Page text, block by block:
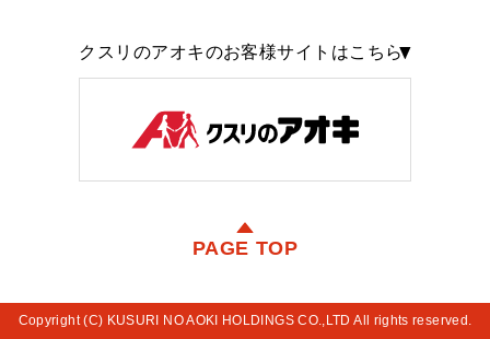
クスリのアオキのお客様サイトはこちら
PAGE TOP
Copyright (C) KUSURI NO AOKI HOLDINGS CO.,LTD All rights reserved.